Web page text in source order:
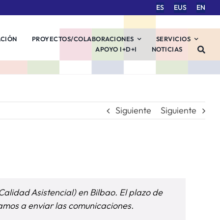
ES EUS EN
PROYECTOS/COLABORACIONES
SERVICIOS
APOYO I+D+I
NOTICIAS
Siguiente Siguiente
Asistencial) en Bilbao. El plazo de
a enviar las comunicaciones.